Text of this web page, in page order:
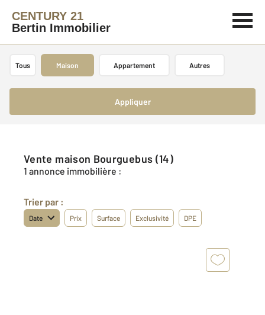
CENTURY 21
Bertin Immobilier
Tous Maison Appartement Autres
Appliquer
Vente maison Bourguebus (14)
1 annonce immobilière :
Trier par :
Date Prix Surface Exclusivité DPE